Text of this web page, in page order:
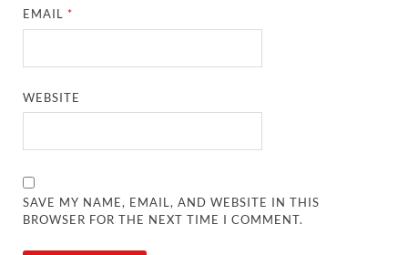
EMAIL*
WEBSITE
SAVE MY NAME, EMAIL, AND WEBSITE IN THIS
BROWSER FOR THE NEXT TIME I COMMENT.